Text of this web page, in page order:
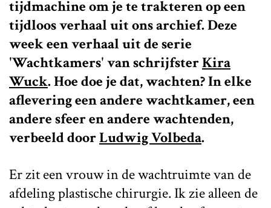
tijdmachine om je te trakteren op een
tijdloos verhaal uit ons archief. Deze
week een verhaal uit de serie
'Wachtkamers' van schrijfsterKira
Wuck. Hoe doe je dat, wachten? In elke
aflevering een andere wachtkamer, een
andere sfeer en andere wachtenden,
verbeeld doorLudwig Volbeda.
Er zit een vrouw in de wachtruimte van de
afdeling plastische chirurgie. Ik zie alleen de